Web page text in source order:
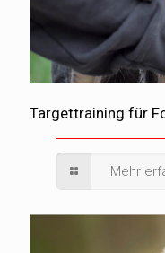
Targettraining für
Mehr